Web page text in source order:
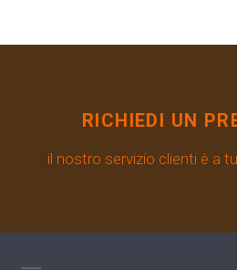
RICHIEDI UN
il nostro servizio clienti è a